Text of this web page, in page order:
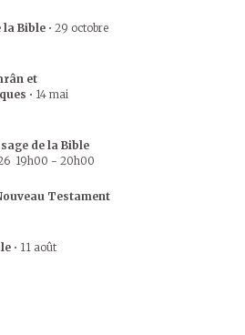
la Bible • 29 octobre
et
• 14 mai
de la Bible
19h00 - 20h00
Testament
• 11 août